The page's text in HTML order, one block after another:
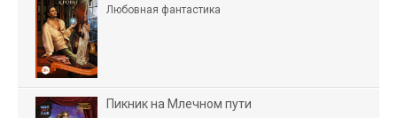
Любовная фантастика
Пикник на Млечном пути